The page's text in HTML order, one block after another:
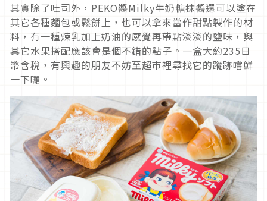
其實除了吐司外，PEKO醬Milky牛奶糖抹醬還可以塗在
其它各種麵包或鬆餅上，也可以拿來當作甜點製作的材
料，有一種煉乳加上奶油的感覺再帶點淡淡的鹽味，與
其它水果搭配應該會是個不錯的點子。一盒大約235日
幣含稅，有興趣的朋友不妨至超市裡尋找它的蹤跡嚐鮮
一下囉。